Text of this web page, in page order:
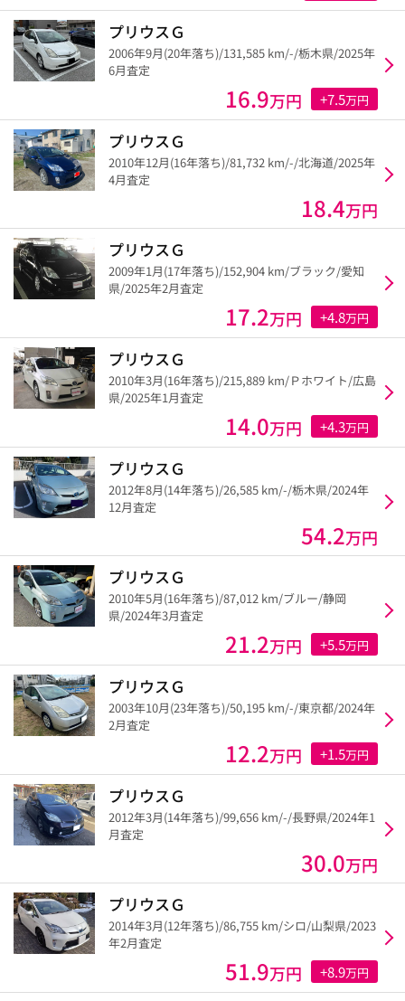
プリウスＧ
2006年9月(20年落ち)/131,585 km/-/栃木県/2025年
6月査定
16.9万円 +7.5万円
プリウスＧ
2010年12月(16年落ち)/81,732 km/-/北海道/2025年
4月査定
18.4万円
プリウスＧ
2009年1月(17年落ち)/152,904 km/ブラック/愛知
県/2025年2月査定
17.2万円 +4.8万円
プリウスＧ
2010年3月(16年落ち)/215,889 km/Ｐホワイト/広島
県/2025年1月査定
14.0万円 +4.3万円
プリウスＧ
2012年8月(14年落ち)/26,585 km/-/栃木県/2024年
12月査定
54.2万円
プリウスＧ
2010年5月(16年落ち)/87,012 km/ブルー/静岡
県/2024年3月査定
21.2万円 +5.5万円
プリウスＧ
2003年10月(23年落ち)/50,195 km/-/東京都/2024年
2月査定
12.2万円 +1.5万円
プリウスＧ
2012年3月(14年落ち)/99,656 km/-/長野県/2024年1
月査定
30.0万円
プリウスＧ
2014年3月(12年落ち)/86,755 km/シロ/山梨県/2023
年2月査定
51.9万円 +8.9万円